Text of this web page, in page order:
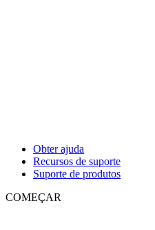
Obter ajuda
Recursos de suporte
Suporte de produtos
COMEÇAR